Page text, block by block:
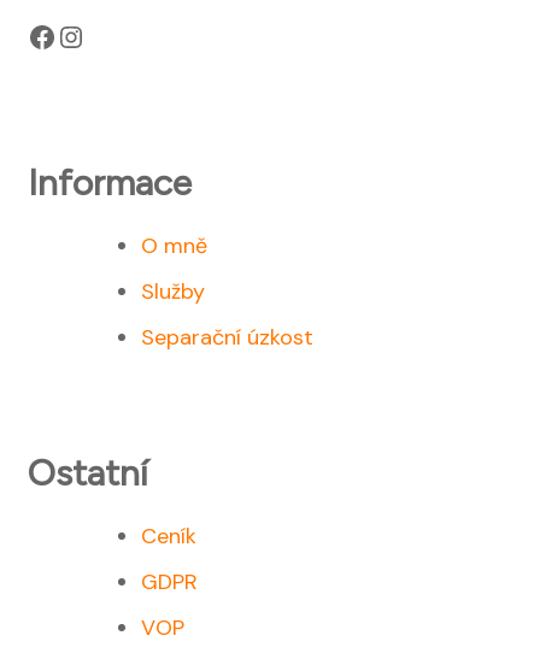
Facebook
Instagram
Informace
O mně
Služby
Separační úzkost
Ostatní
Ceník
GDPR
VOP